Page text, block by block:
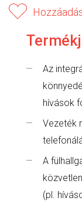
Az
hívások
Vezeték
A
(pl.